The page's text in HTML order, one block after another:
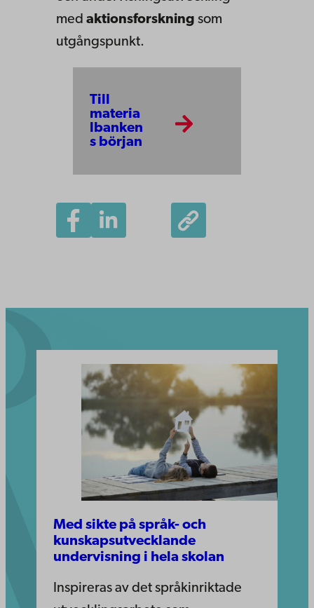
med aktionsforskning som
utgångspunkt.
Till
materia
lbanken
s början
Med sikte på språk- och
kunskapsutvecklande
undervisning i hela skolan
Inspireras av det språkinriktade